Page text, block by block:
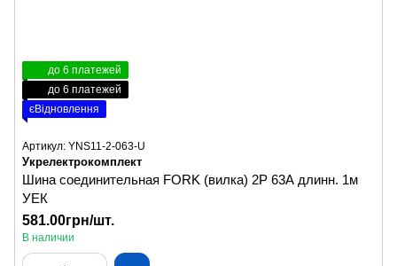
до 6 платежей
до 6 платежей
єВідновлення
Артикул: YNS11-2-063-U
Укрелектрокомплект
Шина соединительная FORK (вилка) 2P 63А длинн. 1м
УЕК
581.00грн/шт.
В наличии